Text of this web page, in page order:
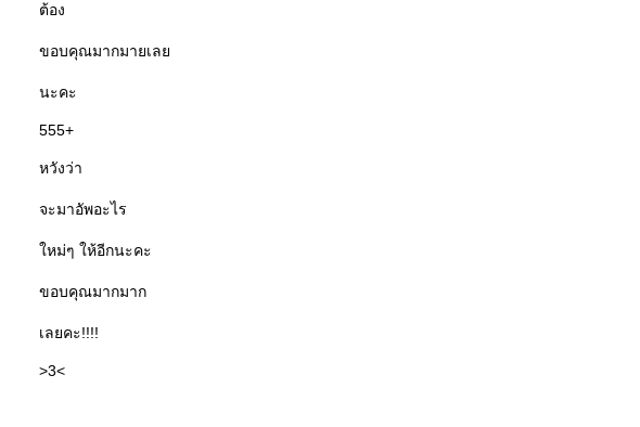
ต้อง
ขอบคุณมากมายเล
นะคะ
555+
หวังว่า
จะมาอัพอะไร
หม่ๆ ให้อีกนะคะ
ขอบคุณมากมาก
เลยคะ!!!!
>3<